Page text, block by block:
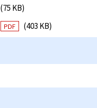
(75 KB)
PDF (403 KB)